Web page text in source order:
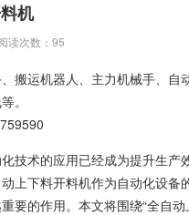
机
读次数：95
搬运机器人、主力机械手、自
。
技术的应用已经成为提升生产
上下料开料机作为自动化设备
要的作用。本文将围绕“全自